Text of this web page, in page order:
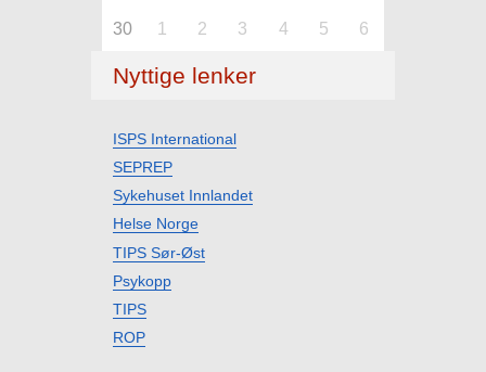
30 1 2 3 4 5 6
Nyttige lenker
ISPS International
SEPREP
Sykehuset Innlandet
Helse Norge
TIPS Sør-Øst
Psykopp
TIPS
ROP